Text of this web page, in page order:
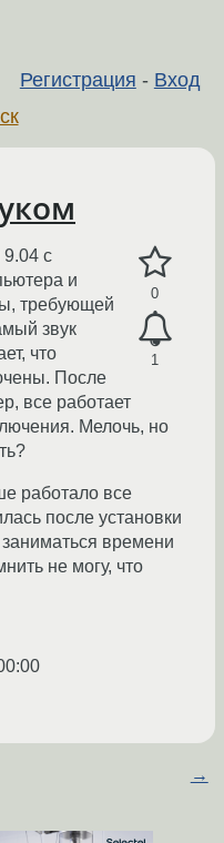
Регистрация - Вход
0
1
9.04 с
и
требующей
звук
что
После
все работает
Мелочь, но
работало все
после установки
времени
не могу, что
→